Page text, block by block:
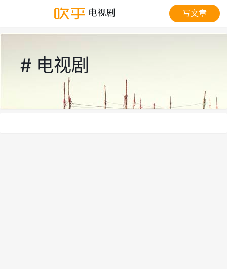
电视剧 写文章
# 电视剧